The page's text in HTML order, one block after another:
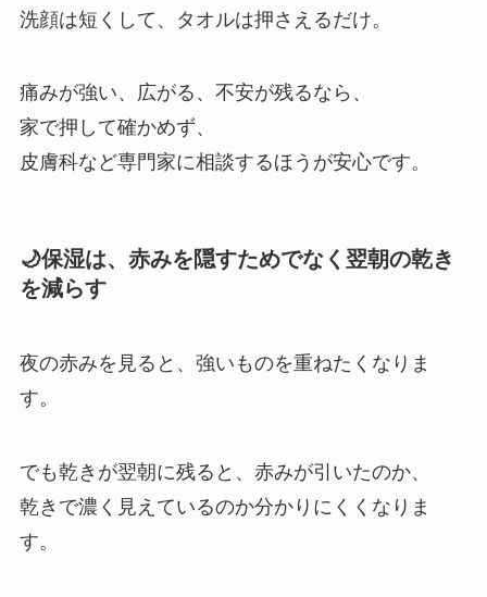
洗顔は短くして、タオルは押さえるだけ。
痛みが強い、広がる、不安が残るなら、
家で押して確かめず、
皮膚科など専門家に相談するほうが安心です。
🌙保湿は、赤みを隠すためでなく翌朝の乾き
を減らす
夜の赤みを見ると、強いものを重ねたくなりま
す。
でも乾きが翌朝に残ると、赤みが引いたのか、
乾きで濃く見えているのか分かりにくくなりま
す。